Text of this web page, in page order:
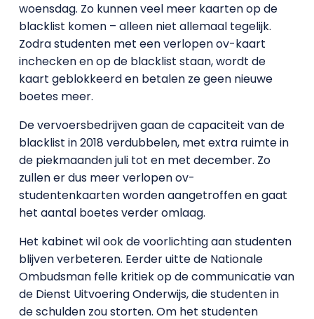
woensdag. Zo kunnen veel meer kaarten op de
blacklist komen – alleen niet allemaal tegelijk.
Zodra studenten met een verlopen ov-kaart
inchecken en op de blacklist staan, wordt de
kaart geblokkeerd en betalen ze geen nieuwe
boetes meer.
De vervoersbedrijven gaan de capaciteit van de
blacklist in 2018 verdubbelen, met extra ruimte in
de piekmaanden juli tot en met december. Zo
zullen er dus meer verlopen ov-
studentenkaarten worden aangetroffen en gaat
het aantal boetes verder omlaag.
Het kabinet wil ook de voorlichting aan studenten
blijven verbeteren. Eerder uitte de Nationale
Ombudsman felle kritiek op de communicatie van
de Dienst Uitvoering Onderwijs, die studenten in
de schulden zou storten. Om het studenten